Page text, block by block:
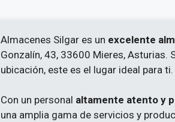
Almacenes Silgar es un excelente
Gonzalín, 43, 33600 Mieres, Asturias.
ubicación, este es el lugar ideal para ti.
Con un personal altamente atento y
una amplia gama de servicios y